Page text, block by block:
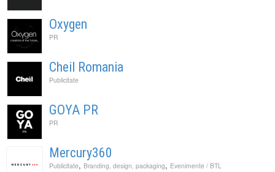
Oxygen
PR
Cheil Romania
Publicitate
GOYA PR
PR
Mercury360
Publicitate, Branding, design, packaging, Evenimente / BTL